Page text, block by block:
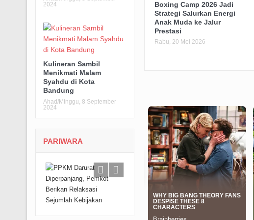
Boxing Camp 2026 Jadi
Strategi Salurkan Energi
Anak Muda ke Jalur
Prestasi
Rabu, 20 Mei 2026
2024
Kulineran Sambil
Menikmati Malam
Syahdu di Kota
Bandung
Ahad/Minggu, 8 September
2024
PARIWARA